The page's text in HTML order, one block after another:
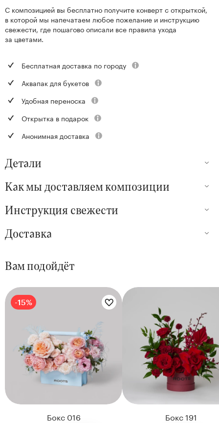
С композицией вы бесплатно получите конверт с открыткой,
в которой мы напечатаем любое пожелание и инструкцию
свежести, где пошагово описали все правила ухода
за цветами.
Бесплатная доставка по городу
Аквапак для букетов
Удобная переноска
Открытка в подарок
Анонимная доставка
Детали
Как мы доставляем композиции
Инструкция свежести
Доставка
Вам подойдёт
Цветы букета:
-15%
Бокс 016
Бокс 191